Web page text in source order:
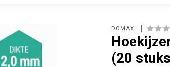
DOMAX
(20